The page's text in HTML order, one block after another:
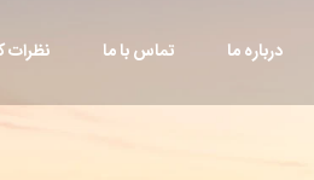
درباره ما تماس با ما نظرات